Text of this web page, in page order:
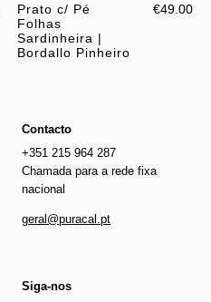
Prato c/ Pé
Folhas
Sardinheira |
Bordallo Pinheiro
€49.00
Contacto
+351 215 964 287
Chamada para a rede fixa
nacional
geral@puracal.pt
Siga-nos